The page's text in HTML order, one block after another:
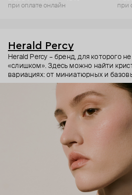
при оплате онлайн
при
Herald Percy
Herald Percy – бренд, для которого
«слишком». Здесь можно найти
вариациях: от миниатюрных и
массивных, которые сразу
образа. Героиня бренда – девушка
нужно как минимум 25 часов в
внушительный арсенал украшений,
поехать на вечеринку сразу из офиса.